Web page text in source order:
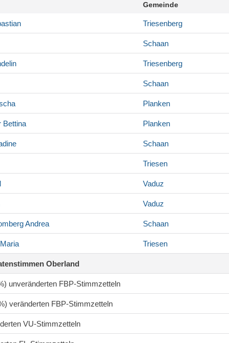
Gemeinde
Triesenberg
Schaan
Triesenberg
Schaan
Planken
Bettina Planken
Schaan
Triesen
Vaduz
Vaduz
Andrea Schaan
Triesen
Oberland
unveränderten FBP-Stimmzetteln
veränderten FBP-Stimmzetteln
VU-Stimmzetteln